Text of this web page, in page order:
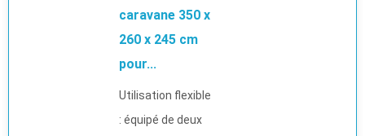
caravane 350 x
260 x 245 cm
pour...
Utilisation flexible
: équipé de deux